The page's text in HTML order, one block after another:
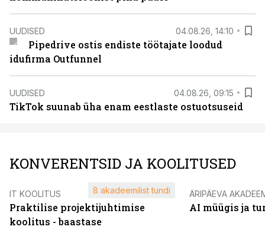
UUDISED 04.08.26, 14:10
Pipedrive ostis endiste töötajate loodud
idufirma Outfunnel
UUDISED 04.08.26, 09:15
TikTok suunab üha enam eestlaste ostuotsuseid
KONVERENTSID JA KOOLITUSED
IT KOOLITUS
Praktilise projektijuhtimise
koolitus - baastase
8 akadeemilist tundi ÄRIPÄEVA
AI müügis ja